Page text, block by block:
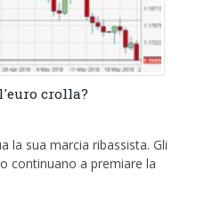
l'euro crolla?
la sua marcia ribassista. Gli
continuano a premiare la